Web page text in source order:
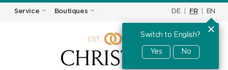
Service Boutiques DE FR EN
Switch to English?
Yes No